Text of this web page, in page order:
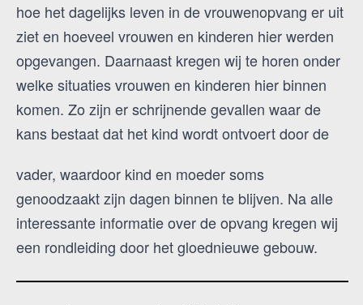
hoe het dagelijks leven in de vrouwenopvang er uit
ziet en hoeveel vrouwen en kinderen hier werden
opgevangen. Daarnaast kregen wij te horen onder
welke situaties vrouwen en kinderen hier binnen
komen. Zo zijn er schrijnende gevallen waar de
kans bestaat dat het kind wordt ontvoert door de
vader, waardoor kind en moeder soms
genoodzaakt zijn dagen binnen te blijven. Na alle
interessante informatie over de opvang kregen wij
een rondleiding door het gloednieuwe gebouw.